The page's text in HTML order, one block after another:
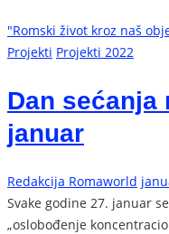
"Romski život kroz naš
Projekti Projekti 2022
Dan sećanja
januar
Redakcija Romaworld
Svake godine 27. januar
„oslobođenje